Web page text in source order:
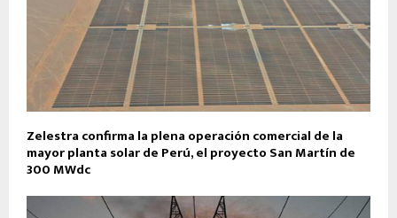
Zelestra confirma la plena operación comercial de la
mayor planta solar de Perú, el proyecto San Martín de
300 MWdc